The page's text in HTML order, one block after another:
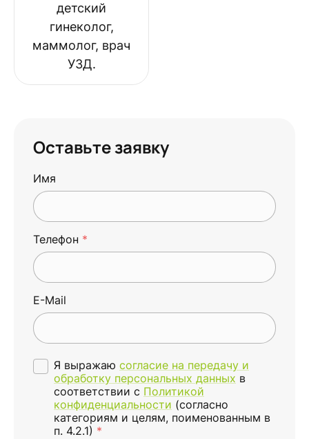
детский
гинеколог,
маммолог, врач
УЗД.
Оставьте заявку
Имя
Телефон *
E-Mail
Я выражаю согласие на передачу и
обработку персональных данных в
соответствии с Политикой
конфиденциальности (согласно
категориям и целям, поименованным в
п. 4.2.1) *